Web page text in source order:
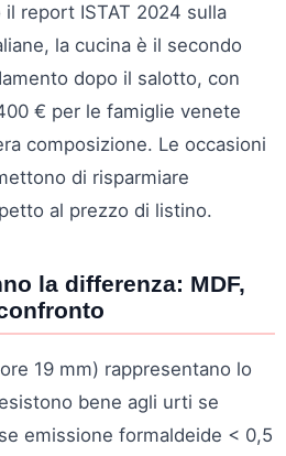
report ISTAT 2024 sulla
la cucina è il secondo
dopo il salotto, con
€ per le famiglie venete
composizione. Le occasioni
di risparmiare
al prezzo di listino.
la differenza: MDF,
19 mm) rappresentano lo
bene agli urti se
emissione formaldeide < 0,5